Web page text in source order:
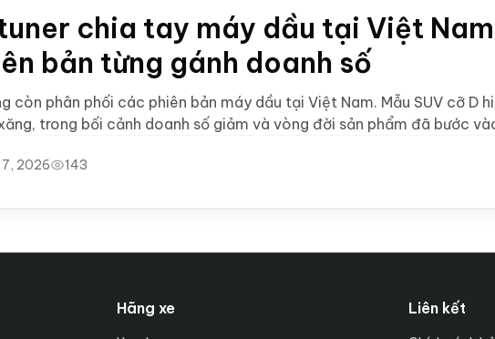
chia tay máy dầu tại Việt
bản từng gánh doanh số
còn phân phối các phiên bản máy dầu tại Việt Nam. Mẫu SUV cỡ D
trong bối cảnh doanh số giảm và vòng đời sản phẩm đã bước
2026 143
Hãng xe Liên kết